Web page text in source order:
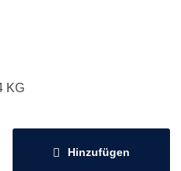
KG
Hinzufügen